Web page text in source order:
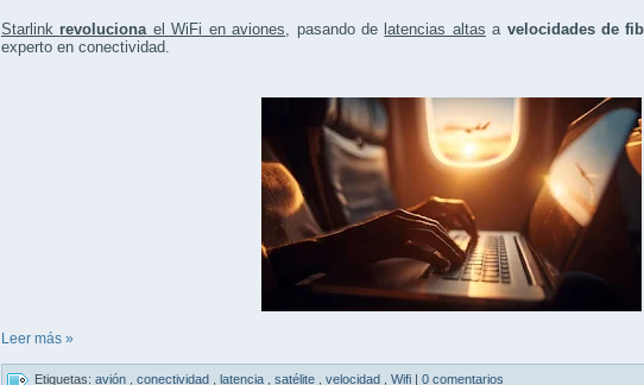
Starlink revolucionael WiFi en aviones, pasando de latencias altas a velocidades de
experto en conectividad.
Leer más »
Etiquetas: avión conectividad latencia satélite velocidad Wifi | 0 comentarios